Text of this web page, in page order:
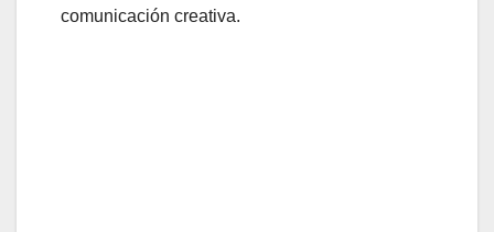
comunicación creativa.